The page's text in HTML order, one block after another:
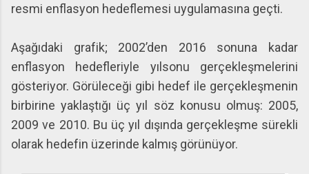
resmi enflasyon hedeflemesi uygulamasına geçti.
Aşağıdaki grafik; 2002’den 2016 sonuna kadar
enflasyon hedefleriyle yılsonu gerçekleşmelerini
gösteriyor. Görüleceği gibi hedef ile gerçekleşmenin
birbirine yaklaştığı üç yıl söz konusu olmuş: 2005,
2009 ve 2010. Bu üç yıl dışında gerçekleşme sürekli
olarak hedefin üzerinde kalmış görünüyor.